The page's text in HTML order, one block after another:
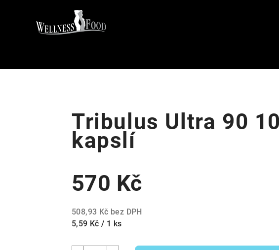
Tribulus Ultra 90
kapslí
570 Kč
508,93 Kč bez DPH
Měrná
5,59 Kč / 1 ks